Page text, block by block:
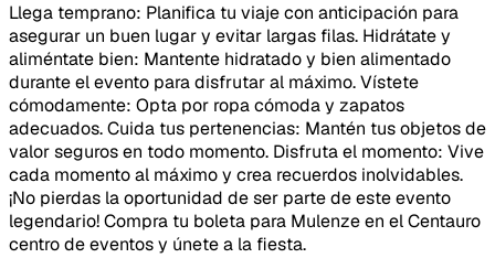
Llega temprano: Planifica tu viaje con anticipación para
asegurar un buen lugar y evitar largas filas. Hidrátate y
aliméntate bien: Mantente hidratado y bien alimentado
durante el evento para disfrutar al máximo. Vístete
cómodamente: Opta por ropa cómoda y zapatos
adecuados. Cuida tus pertenencias: Mantén tus objetos de
valor seguros en todo momento. Disfruta el momento: Vive
cada momento al máximo y crea recuerdos inolvidables.
¡No pierdas la oportunidad de ser parte de este evento
legendario! Compra tu boleta para Mulenze en el Centauro
centro de eventos y únete a la fiesta.